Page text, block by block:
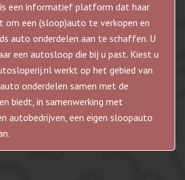
een informatief platform dat haar
om een (sloop)auto te verkopen en
auto onderdelen aan te schaffen. U
een autosloop die bij u past. Kiest u
werkt op het gebied van
onderdelen samen met de
biedt, in samenwerking met
autobedrijven, een eigen sloopauto